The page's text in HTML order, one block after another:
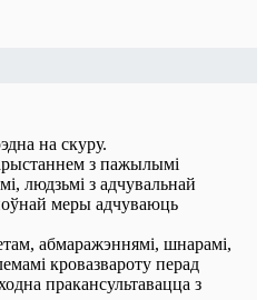
на скуру.
з пажылымі
людзьмі з адчувальнай
меры адчуваюць
абмаражэннямі, шнарамі,
кровазвароту перад
пракансультавацца з